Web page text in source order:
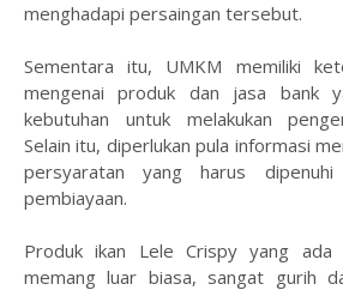
menghadapi persaingan tersebut.
Sementara itu, UMKM memiliki
mengenai produk dan jasa bank
kebutuhan untuk melakukan
Selain itu, diperlukan pula informasi
persyaratan yang harus dipenuhi
pembiayaan.
Produk ikan Lele Crispy yang ada
memang luar biasa, sangat gurih